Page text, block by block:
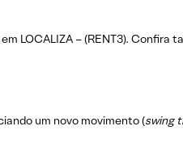
LOCALIZA – (RENT3).
um novo movimento (swing